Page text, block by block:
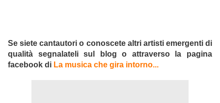
Se siete cantautori o conoscete altri artisti emergenti di
qualità segnalateli sul blog o attraverso la pagina
facebook di La musica che gira intorno...